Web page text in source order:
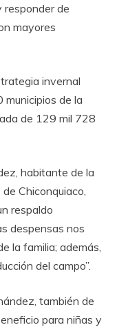
responder de
mayores
invernal
de la
de 129 mil 728
habitante de la
Chiconquiaco,
respaldo
despensas nos
la familia; además,
del campo”.
también de
para niñas y